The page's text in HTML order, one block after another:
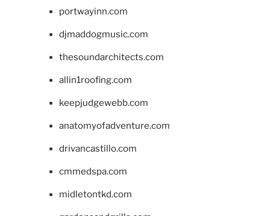
portwayinn.com
djmaddogmusic.com
thesoundarchitects.com
allin1roofing.com
keepjudgewebb.com
anatomyofadventure.com
drivancastillo.com
cmmedspa.com
midletontkd.com